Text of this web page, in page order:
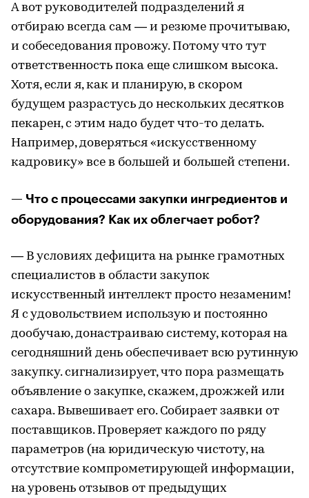
А вот руководителей подразделений я
отбираю всегда сам — и резюме прочитываю,
и собеседования провожу. Потому что тут
ответственность пока еще слишком высока.
Хотя, если я, как и планирую, в скором
будущем разрастусь до нескольких десятков
пекарен, с этим надо будет что-то делать.
Например, доверяться «искусственному
кадровику» все в большей и большей степени.
— Что с процессами закупки ингредиентов и
оборудования? Как их облегчает робот?
— В условиях дефицита на рынке грамотных
специалистов в области закупок
искусственный интеллект просто незаменим!
Я с удовольствием использую и постоянно
дообучаю, донастраиваю систему, которая на
сегодняшний день обеспечивает всю рутинную
закупку. сигнализирует, что пора размещать
объявление о закупке, скажем, дрожжей или
сахара. Вывешивает его. Собирает заявки от
поставщиков. Проверяет каждого по ряду
параметров (на юридическую чистоту, на
отсутствие компрометирующей информации,
на уровень отзывов от предыдущих